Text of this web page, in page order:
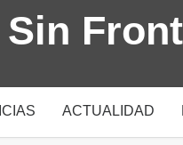
ACTUALIDAD